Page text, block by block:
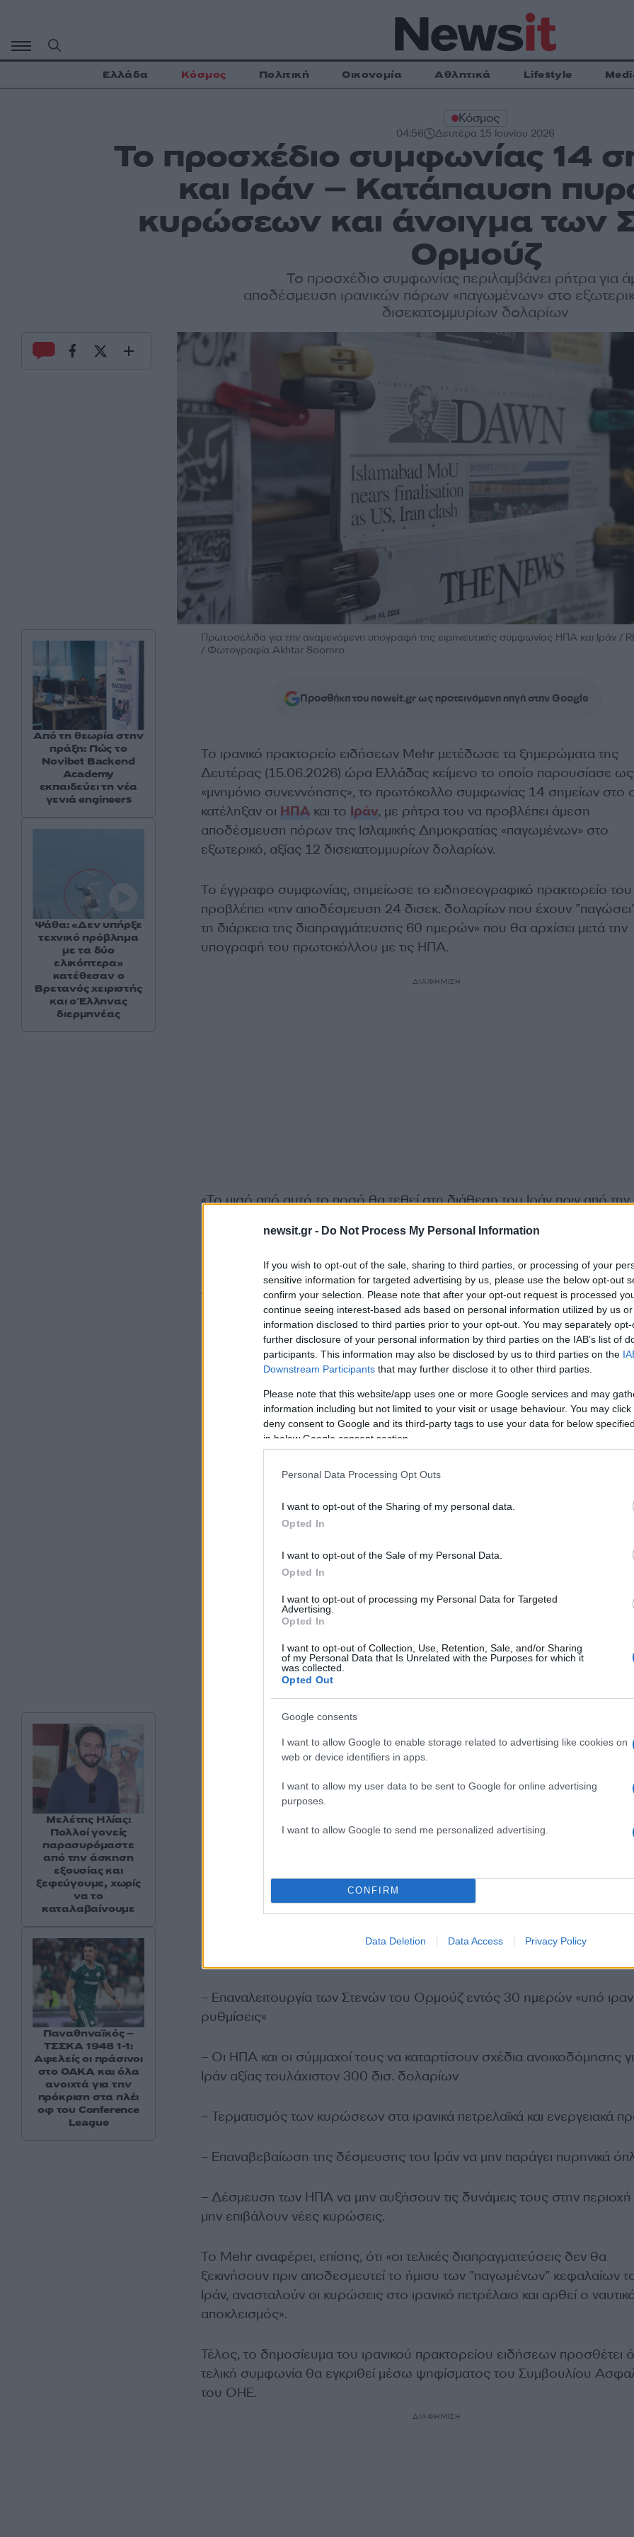
newsit.gr - Do Not Process My Personal Information
If you wish to opt-out of the sale, sharing to third parties, or processing of your
sensitive information for targeted advertising by us, please use the below opt-out
confirm your selection. Please note that after your opt-out request is processed
continue seeing interest-based ads based on personal information utilized by us
information disclosed to third parties prior to your opt-out. You may separately
further disclosure of your personal information by third parties on the IAB’s list of
participants. This information may also be disclosed by us to third parties on the
Downstream Participants that may further disclose it to other third parties.
Please note that this website/app uses one or more Google services and may
information including but not limited to your visit or usage behaviour. You may
deny consent to Google and its third-party tags to use your data for below
in below Google consent section.
Personal Data Processing Opt Outs
I want to opt-out of the Sharing of my personal data.
Opted In
I want to opt-out of the Sale of my Personal Data.
Opted In
I want to opt-out of processing my Personal Data for Targeted
Advertising.
Opted In
I want to opt-out of Collection, Use, Retention, Sale, and/or Sharing
of my Personal Data that Is Unrelated with the Purposes for which it
was collected.
Opted Out
Google consents
I want to allow Google to enable storage related to advertising like cookies on
web or device identifiers in apps.
I want to allow my user data to be sent to Google for online advertising
purposes.
I want to allow Google to send me personalized advertising.
CONFIRM
Data Deletion Data Access Privacy Policy
περιεχόμενο
Ελλάδα Κόσμος Πολιτική Οικονομία Αθλητικά Lifestyle
Κόσμος
04:56 Δευτέρα 15 Ιουνίου 2026
Το προσχέδιο συμφωνίας 14
και Ιράν – Κατάπαυση
κυρώσεων και άνοιγμα των
Ορμούζ
Το προσχέδιο συμφωνίας περιλαμβάνει ρήτρα για
αποδέσμευση ιρανικών πόρων «παγωμένων» στο
δισεκατομμυρίων δολαρίων
Πρωτοσέλιδα για την αναμενόμενη υπογραφή της ειρηνευτικής συμφωνίας ΗΠΑ και Ιράν /
/ Φωτογραφία Akhtar Soomro
Προσθήκη του newsit.gr ως προτεινόμενη πηγή στην Google
Το ιρανικό πρακτορείο ειδήσεων Mehr μετέδωσε τα ξημερώματα της
Δευτέρας (15.06.2026) ώρα Ελλάδας κείμενο το οποίο παρουσίασε
«μνημόνιο συνεννόησης», το πρωτόκολλο συμφωνίας 14 σημείων στο
κατέληξαν οι ΗΠΑκαι το Ιράν, με ρήτρα του να προβλέπει άμεση
αποδέσμευση πόρων της Ισλαμικής Δημοκρατίας «παγωμένων» στο
εξωτερικό, αξίας 12 δισεκατομμυρίων δολαρίων.
Το έγγραφο συμφωνίας, σημείωσε το ειδησεογραφικό πρακτορείο του
προβλέπει «την αποδέσμευση 24 δισεκ. δολαρίων που έχουν
τη διάρκεια της διαπραγμάτευσης 60 ημερών» που θα αρχίσει μετά την
υπογραφή του πρωτοκόλλου με τις ΗΠΑ.
ΔΙΑΦΗΜΙΣΗ
«Το μισό από αυτό το ποσό θα τεθεί στη διάθεση του Ιράν πριν από την
από το Mehr στις 13 Ιουνίου και δεν έχει επιβεβαιωθεί επίσημα.
είδηση διαψεύδουν οι ΗΠΑ .
Τα κυριότερα σημεία του προσχεδίου συμφωνίας προβλέπουν:
– Μόνιμη κατάπαυση του πυρός σε όλα τα μέτωπα,
Λιβάνου
ΔΙΑΦΗΜΙΣΗ
– Δέσμευση των ΗΠΑ να μην παρεμβαίνουν στις εσωτερικές υποθέσεις
– Άρση του ναυτικού αποκλεισμού των ΗΠΑ εντός 30 ημερών
– Απόσυρση των αμερικανικών δυνάμεων από το Ιράν
– Επαναλειτουργία των Στενών του Ορμούζ εντός 30 ημερών «υπό
ρυθμίσεις»
– Οι ΗΠΑ και οι σύμμαχοί τους να καταρτίσουν σχέδια ανοικοδόμησης
Ιράν αξίας τουλάχιστον 300 δισ. δολαρίων
– Τερματισμός των κυρώσεων στα ιρανικά πετρελαϊκά και ενεργειακά
– Επαναβεβαίωση της δέσμευσης του Ιράν να μην παράγει πυρηνικά
– Δέσμευση των ΗΠΑ να μην αυξήσουν τις δυνάμεις τους στην περιοχή
μην επιβάλουν νέες κυρώσεις.
Το Mehr αναφέρει, επίσης, ότι «οι τελικές διαπραγματεύσεις δεν θα
ξεκινήσουν πριν αποδεσμευτεί το ήμισυ των ”παγωμένων” κεφαλαίων
Ιράν, ανασταλούν οι κυρώσεις στο ιρανικό πετρέλαιο και αρθεί ο
αποκλεισμός».
Τέλος, το δημοσίευμα του ιρανικού πρακτορείου ειδήσεων προσθέτει
τελική συμφωνία θα εγκριθεί μέσω ψηφίσματος του Συμβουλίου
του ΟΗΕ.
ΔΙΑΦΗΜΙΣΗ
Από τη θεωρία στην
πράξη: Πώς το
Novibet Backend
Academy
εκπαιδεύει τη νέα
γενιά engineers
Ψάθα: «Δεν υπήρξε
τεχνικό πρόβλημα
με τα δύο
ελικόπτερα»
κατέθεσαν ο
Βρετανός χειριστής
και ο Έλληνας
διερμηνέας
Μελέτης Ηλίας:
Πολλοί γονείς
παρασυρόμαστε
από την άσκηση
εξουσίας και
ξεφεύγουμε, χωρίς
να το
καταλαβαίνουμε
Παναθηναϊκός –
ΤΣΣΚΑ 1948 1-1:
Αφελείς οι πράσινοι
στο ΟΑΚΑ και όλα
ανοιχτά για την
πρόκριση στα πλέι
οφ του Conference
League